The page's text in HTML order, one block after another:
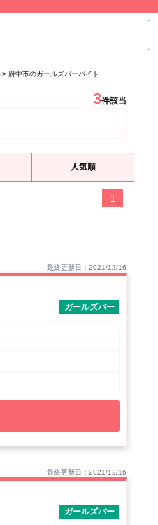
府中市のガールズバーバイト
3件該当
人気順
1
最終更新日：2021/12/16
ガールズバー
最終更新日：2021/12/16
ガールズバー